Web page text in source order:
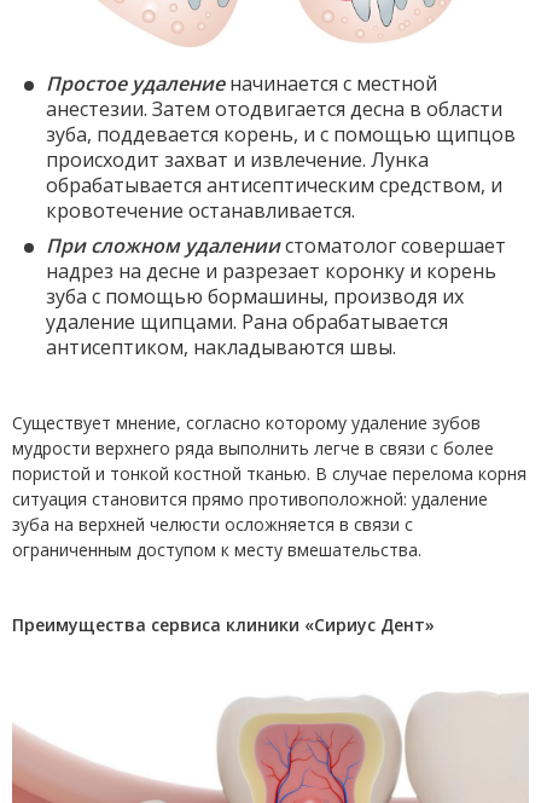
Простое удалениеначинается с местной
анестезии. Затем отодвигается десна в области
зуба, поддевается корень, и с помощью щипцов
происходит захват и извлечение. Лунка
обрабатывается антисептическим средством, и
кровотечение останавливается.
При сложном удалениистоматолог совершает
надрез на десне и разрезает коронку и корень
зуба с помощью бормашины, производя их
удаление щипцами. Рана обрабатывается
антисептиком, накладываются швы.
Существует мнение, согласно которому удаление зубов
мудрости верхнего ряда выполнить легче в связи с более
пористой и тонкой костной тканью. В случае перелома корня
ситуация становится прямо противоположной: удаление
зуба на верхней челюсти осложняется в связи с
ограниченным доступом к месту вмешательства.
Преимущества сервиса клиники «Сириус Дент»